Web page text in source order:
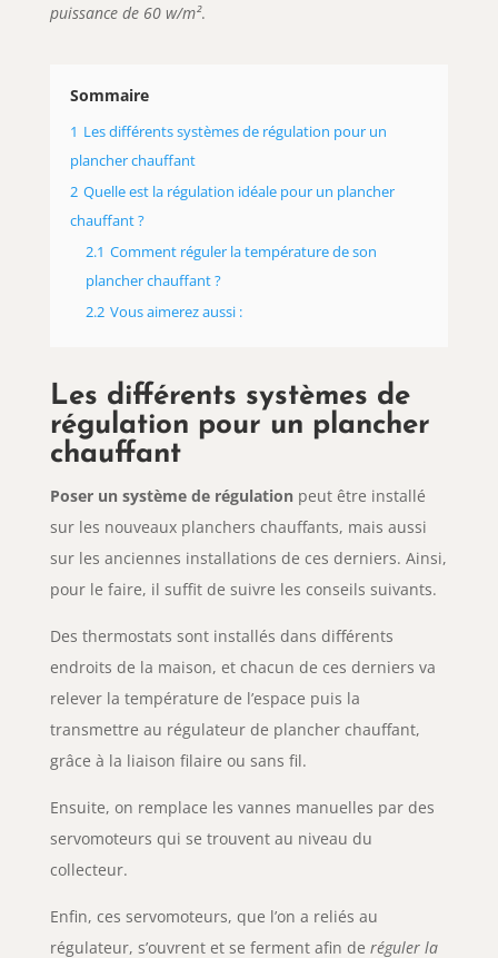
puissance de 60 w/m².
Sommaire
1 Les différents systèmes de régulation pour un
plancher chauffant
2 Quelle est la régulation idéale pour un plancher
chauffant ?
2.1 Comment réguler la température de son
plancher chauffant ?
2.2 Vous aimerez aussi :
Les différents systèmes de
régulation pour un plancher
chauffant
Poser un système de régulation peut être installé
sur les nouveaux planchers chauffants, mais aussi
sur les anciennes installations de ces derniers. Ainsi,
pour le faire, il suffit de suivre les conseils suivants.
Des thermostats sont installés dans différents
endroits de la maison, et chacun de ces derniers va
relever la température de l’espace puis la
transmettre au régulateur de plancher chauffant,
grâce à la liaison filaire ou sans fil.
Ensuite, on remplace les vannes manuelles par des
servomoteurs qui se trouvent au niveau du
collecteur.
Enfin, ces servomoteurs, que l’on a reliés au
régulateur, s’ouvrent et se ferment afin de réguler la